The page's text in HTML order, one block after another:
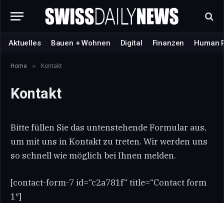
Aktuelles Bauen + Wohnen Digital Finanzen Human
Home » Kontakt
Kontakt
Bitte füllen Sie das untenstehende Formular aus,
um mit uns in Kontakt zu treten. Wir werden uns
so schnell wie möglich bei Ihnen melden.
[contact-form-7 id=“c2a781f“ title=“Contact form
1″]